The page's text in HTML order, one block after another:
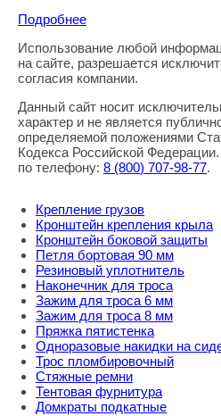
Подробнее
Правовая информация
Использование любой
на сайте, разрешается
согласия компании.
Данный сайт носит
характер и не является
определяемой положениями
Кодекса Российской
по телефону: 8 (800) 707-98-77.
Крепление грузов
Кронштейн крепления крыла
Кронштейн боковой защиты
Петля бортовая 90 мм
Резиновый уплотнитель
Наконечник для троса
Зажим для троса 6 мм
Зажим для троса 8 мм
Пряжка пятистенка
Одноразовые накидки на
Трос пломбировочный
Стяжные ремни
Тентовая фурнитура
Домкраты подкатные